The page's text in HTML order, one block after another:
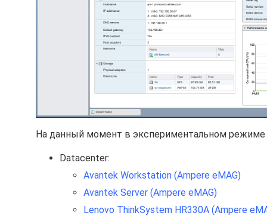
На данный момент в экспериментальном
Datacenter:
Avantek Workstation (Ampere eMAG)
Avantek Server (Ampere eMAG)
Lenovo ThinkSystem HR330A (Ampere